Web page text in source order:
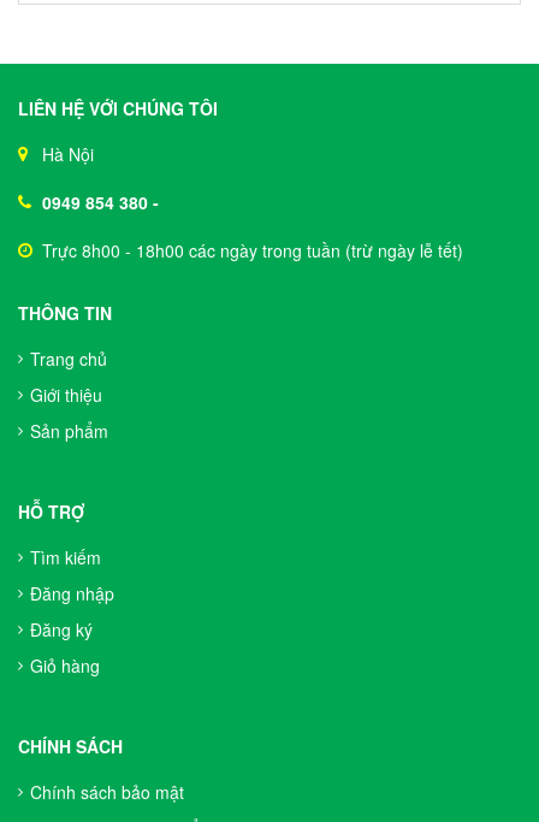
LIÊN HỆ VỚI CHÚNG TÔI
Hà Nội
0949 854 380 -
Trực 8h00 - 18h00 các ngày trong tuần (trừ ngày lễ tết)
THÔNG TIN
Trang chủ
Giới thiệu
Sản phẩm
HỖ TRỢ
Tìm kiếm
Đăng nhập
Đăng ký
Giỏ hàng
CHÍNH SÁCH
Chính sách bảo mật